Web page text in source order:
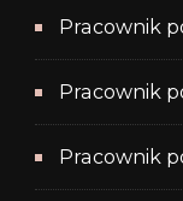
Pracownik
Pracownik
Pracownik